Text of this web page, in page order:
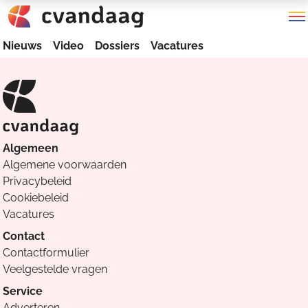
Nieuws Video Dossiers Vacatures
Algemeen
Algemene voorwaarden
Privacybeleid
Cookiebeleid
Vacatures
Contact
Contactformulier
Veelgestelde vragen
Service